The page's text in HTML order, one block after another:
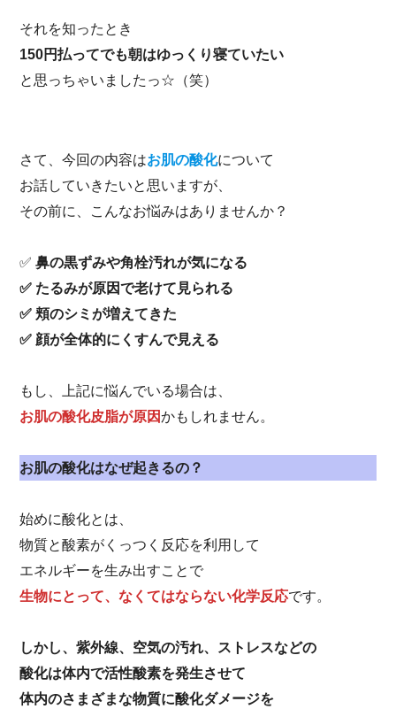
それを知ったとき
150円払ってでも朝はゆっくり寝ていたい
と思っちゃいましたっ☆（笑）
さて、今回の内容はお肌の酸化について
お話していきたいと思いますが、
その前に、こんなお悩みはありませんか？
✅鼻の黒ずみや角栓汚れが気になる
✅ たるみが原因で老けて見られる
✅ 頬のシミが増えてきた
✅ 顔が全体的にくすんで見える
もし、上記に悩んでいる場合は、
お肌の酸化皮脂が原因かもしれません。
お肌の酸化はなぜ起きるの？
始めに酸化とは、
物質と酸素がくっつく反応を利用して
エネルギーを生み出すことで
生物にとって、なくてはならない化学反応です。
しかし、紫外線、空気の汚れ、ストレスなどの
酸化は体内で活性酸素を発生させて
体内のさまざまな物質に酸化ダメージを